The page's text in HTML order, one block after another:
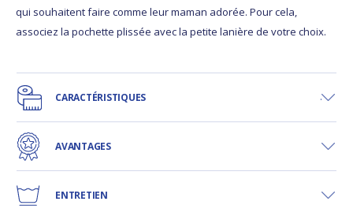
qui souhaitent faire comme leur maman adorée. Pour cela,
associez la pochette plissée avec la petite lanière de votre choix.
CARACTÉRISTIQUES
AVANTAGES
ENTRETIEN